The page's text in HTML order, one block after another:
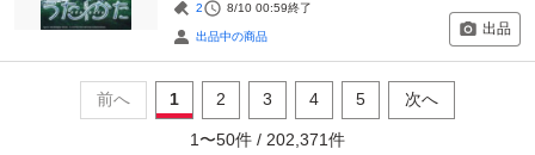
2 8/10 00:59終了
出品中の商品 出品
前へ 1 2 3 4 5 次へ
1 〜50件 / 202,371件